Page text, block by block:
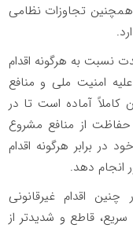
تجاوزات نظامی
نسبت به هرگونه اقدام
امنیت ملی و منافع
کاملاً آماده است تا در
از منافع مشروع
برابر هرگونه اقدام
انجام دهد.
اقدام غیرقانونی
سریع، قاطع و شدیدتر از